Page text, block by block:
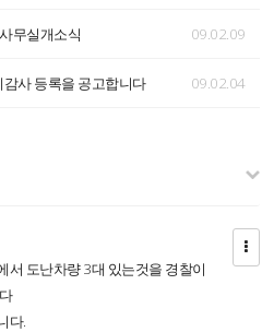
무실개소식 09.02.09
사 등록을 공고합니다 09.02.04
서 도난차량 3대 있는것을 경찰이
다.